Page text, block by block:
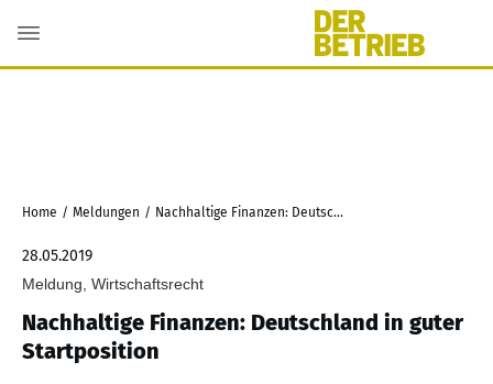
Home / Meldungen / Nachhaltige Finanzen: Deutschland in guter Startposition
28.05.2019
Meldung, Wirtschaftsrecht
Nachhaltige Finanzen: Deutschland in guter
Startposition